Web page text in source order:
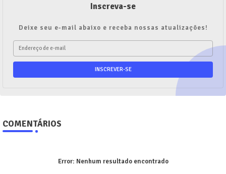
Inscreva-se
Deixe seu e-mail abaixo e receba nossas atualizações!
COMENTÁRIOS
Error: Nenhum resultado encontrado